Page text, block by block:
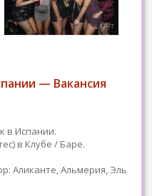
— Вакансия
в Испании.
в Клубе / Баре.
Аликанте, Альмерия, Эль